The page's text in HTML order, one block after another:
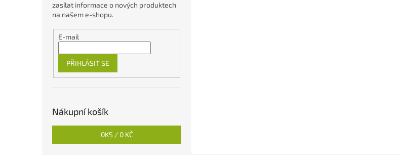
zasílat informace o nových produktech
na našem e-shopu.
E-mail
PŘIHLÁSIT SE
Nákupní košík
0KS / 0 KČ